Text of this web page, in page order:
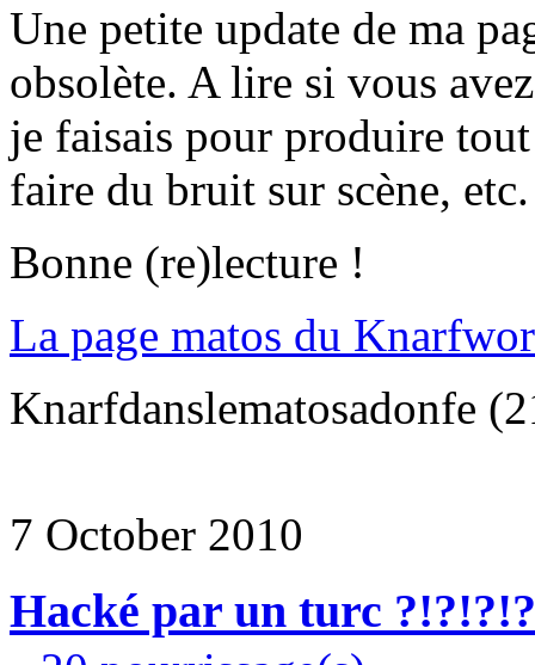
Une petite update de ma
obsolète. A lire si vous
je faisais pour produire
faire du bruit sur scène, etc.
Bonne (re)lecture !
La page matos du
Knarfdanslematosadonfe
7 October 2010
Hacké par un turc ?!?!?!?